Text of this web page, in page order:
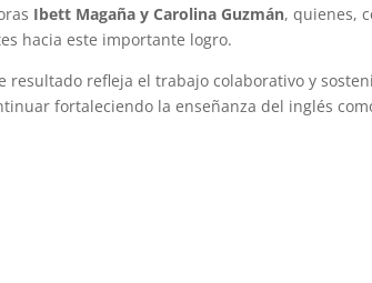
Ibett Magaña y Carolina Guzmán, quienes,
hacia este importante logro.
resultado refleja el trabajo colaborativo y
fortaleciendo la enseñanza del inglés